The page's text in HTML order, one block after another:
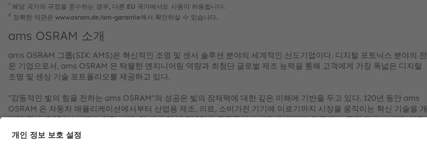
¹ 해당 국가의 규정을 준수하는 경우, 다른 EU 국가에서도 사용이 허용됩니다.
² 정확한 약관은 www.osram.de/am-garantie에서 확인하실 수 있습니다.
ams OSRAM 소개
ams OSRAM 그룹(SIX: AMS)은 혁신적인 조명 및 센서 솔루션 분야의 세계적인 선도기업이다. 디지털 포토닉스 분야의 전
문 기업으로서, ams OSRAM 은 탁월한 엔지니어링 역량과 최첨단 글로벌 제조 능력을 통해 고객에게 가장 폭넓은 디지털
조명 및 센싱 기술 포트폴리오를 제공하고 있다.
"감동적인 빛의 힘을 전하는 ams OSRAM"의 성공은 빛의 잠재력에 대한 깊은 이해에 기반을 두고 있다. 120년 동안 ams
OSRAM 은 자동차 애플리케이션에서부터 산업용 제조, 의료, 소비가전 기기에 이르기까지 시장을 움직이는 혁신 기술을 개
발해 왔다. OSRAM 브랜드 창립 이래, 전 세계 약 18,500명의 직원들이 스마트 모빌리티, 인공지능, 증강 현실, 스마트 의료,
로봇공학 등 사회적 메가트렌드에 발맞춰 혁신적인 솔루션 개발에 역량을 집중하고 있다. 12,000개가 넘는 특허 등록 및 출
원이 이러한 우리의 노력을 보여주고 있다. 프렘슈테텐/그라츠(오스트리아)와 뮌헨(독일)에 본사를 두고 있는 ams